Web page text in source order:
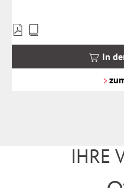
Preise
inkl.
In
IHRE